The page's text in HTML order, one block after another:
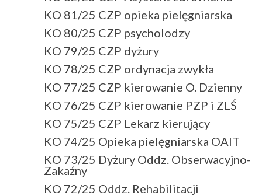
KO 81/25 CZP opieka pielęgniarska
KO 80/25 CZP psycholodzy
KO 79/25 CZP dyżury
KO 78/25 CZP ordynacja zwykła
KO 77/25 CZP kierowanie O. Dzienny
KO 76/25 CZP kierowanie PZP i ZLŚ
KO 75/25 CZP Lekarz kierujący
KO 74/25 Opieka pielęgniarska OAIT
KO 73/25 Dyżury Oddz. Obserwacyjno-
Zakaźny
KO 72/25 Oddz. Rehabilitacji